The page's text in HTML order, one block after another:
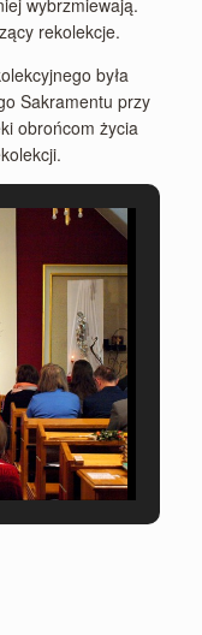
rekolekcje.
była
Sakramentu przy
obrońcom życia